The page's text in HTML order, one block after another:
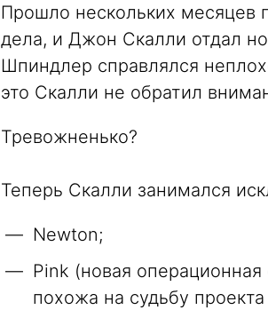
Прошло нескольких месяцев
дела, и Джон Скалли отдал
Шпиндлер справлялся
это Скалли не обратил
Тревожненько?
Теперь Скалли занимался
Newton;
Pink (новая
похожа на судьбу